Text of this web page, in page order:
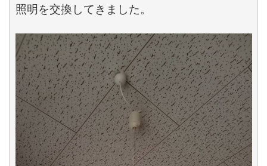
照明を交換してきました。